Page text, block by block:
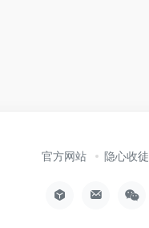
官方网站 隐心收徒